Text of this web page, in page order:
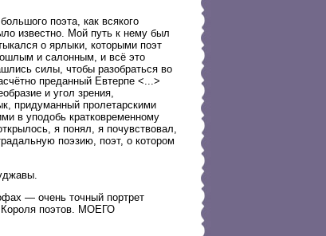
поэта, как всякого
известно. Мой путь к нему был
о ярлыки, которыми поэт
и салонным, и всё это
силы, чтобы разобраться во
преданный Евтерпе <...>
и угол зрения,
придуманный пролетарскими
в уподобь кратковременному
я понял, я почувствовал,
поэзию, поэт, о котором
— очень точный портрет
Короля поэтов. МОЕГО